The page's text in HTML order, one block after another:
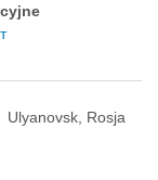
Ulyanovsk, Rosja